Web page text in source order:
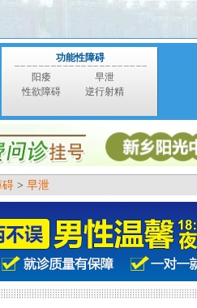
功能性障碍
阳痿
早泄
性欲障碍
逆行射精
碍 > 早泄